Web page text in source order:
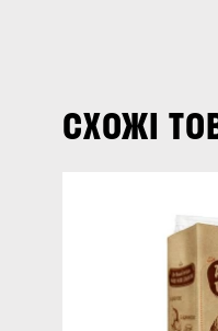
СХОЖІ